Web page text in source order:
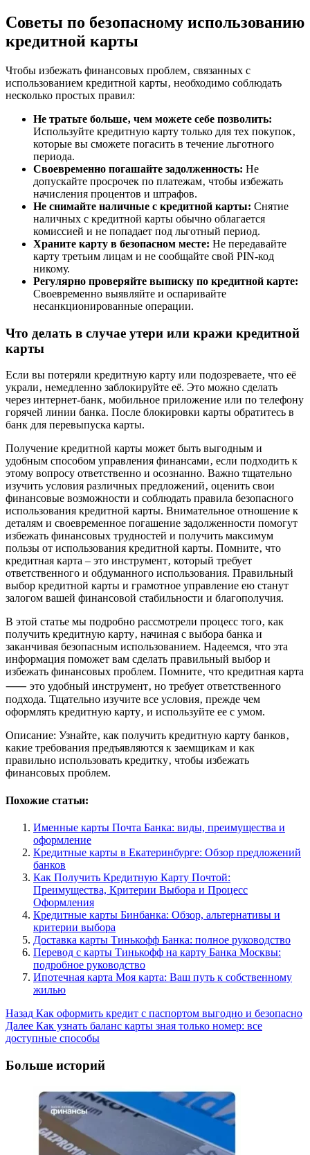
Советы по безопасному использованию
кредитной карты
Чтобы избежать финансовых проблем‚ связанных с
использованием кредитной карты‚ необходимо соблюдать
несколько простых правил:
Не тратьте больше‚ чем можете себе позволить:
Используйте кредитную карту только для тех покупок‚
которые вы сможете погасить в течение льготного
периода.
Своевременно погашайте задолженность: Не
допускайте просрочек по платежам‚ чтобы избежать
начисления процентов и штрафов.
Не снимайте наличные с кредитной карты: Снятие
наличных с кредитной карты обычно облагается
комиссией и не попадает под льготный период.
Храните карту в безопасном месте: Не передавайте
карту третьим лицам и не сообщайте свой PIN-код
никому.
Регулярно проверяйте выписку по кредитной карте:
Своевременно выявляйте и оспаривайте
несанкционированные операции.
Что делать в случае утери или кражи кредитной
карты
Если вы потеряли кредитную карту или подозреваете‚ что её
украли‚ немедленно заблокируйте её. Это можно сделать
через интернет-банк‚ мобильное приложение или по телефону
горячей линии банка. После блокировки карты обратитесь в
банк для перевыпуска карты.
Получение кредитной карты может быть выгодным и
удобным способом управления финансами‚ если подходить к
этому вопросу ответственно и осознанно. Важно тщательно
изучить условия различных предложений‚ оценить свои
финансовые возможности и соблюдать правила безопасного
использования кредитной карты. Внимательное отношение к
деталям и своевременное погашение задолженности помогут
избежать финансовых трудностей и получить максимум
пользы от использования кредитной карты. Помните‚ что
кредитная карта – это инструмент‚ который требует
ответственного и обдуманного использования. Правильный
выбор кредитной карты и грамотное управление ею станут
залогом вашей финансовой стабильности и благополучия.
В этой статье мы подробно рассмотрели процесс того‚ как
получить кредитную карту‚ начиная с выбора банка и
заканчивая безопасным использованием. Надеемся‚ что эта
информация поможет вам сделать правильный выбор и
избежать финансовых проблем. Помните‚ что кредитная карта
⸺ это удобный инструмент‚ но требует ответственного
подхода. Тщательно изучите все условия‚ прежде чем
оформлять кредитную карту‚ и используйте ее с умом.
Описание: Узнайте‚ как получить кредитную карту банков‚
какие требования предъявляются к заемщикам и как
правильно использовать кредитку‚ чтобы избежать
финансовых проблем.
Похожие статьи:
Именные карты Почта Банка: виды, преимущества и
оформление
Кредитные карты в Екатеринбурге: Обзор предложений
банков
Как Получить Кредитную Карту Почтой:
Преимущества, Критерии Выбора и Процесс
Оформления
Кредитные карты Бинбанка: Обзор, альтернативы и
критерии выбора
Доставка карты Тинькофф Банка: полное руководство
Перевод с карты Тинькофф на карту Банка Москвы:
подробное руководство
Ипотечная карта Моя карта: Ваш путь к собственному
жилью
Post
Navigation
Назад Как оформить кредит с паспортом выгодно и безопасно
Далее Как узнать баланс карты зная только номер: все
доступные способы
Больше историй